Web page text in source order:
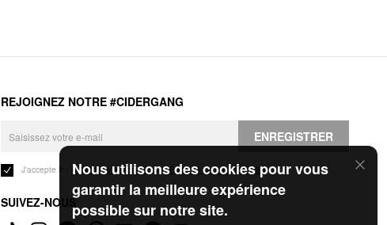
Nous utilisons des cookies pour vous
garantir la meilleure expérience
possible sur notre site.
REJOIGNEZ NOTRE #CIDERGANG
ENREGISTRER
J'accepte les Conditions généraleset laPolitique de confidentialité.
SUIVEZ-NOUS